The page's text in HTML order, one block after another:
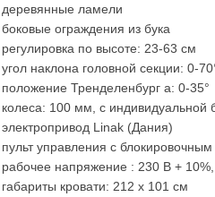
деревянные ламели
боковые ограждения из бука
регулировка по высоте: 23-63 см
угол наклона головной секции: 0-
положение Тренделенбург а: 0-35°
колеса: 100 мм, с индивидуальной
электропривод Linak (Дания)
пульт управления с
рабочее напряжение : 230 В +
габариты кровати: 212 х 101 см